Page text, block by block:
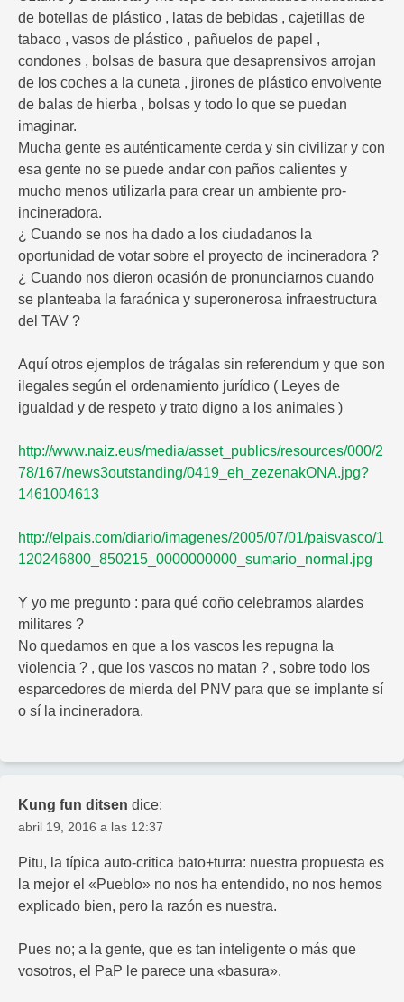
de botellas de plástico , latas de bebidas , cajetillas de
tabaco , vasos de plástico , pañuelos de papel ,
condones , bolsas de basura que desaprensivos arrojan
de los coches a la cuneta , jirones de plástico envolvente
de balas de hierba , bolsas y todo lo que se puedan
imaginar.
Mucha gente es auténticamente cerda y sin civilizar y con
esa gente no se puede andar con paños calientes y
mucho menos utilizarla para crear un ambiente pro-
incineradora.
¿ Cuando se nos ha dado a los ciudadanos la
oportunidad de votar sobre el proyecto de incineradora ?
¿ Cuando nos dieron ocasión de pronunciarnos cuando
se planteaba la faraónica y superonerosa infraestructura
del TAV ?
Aquí otros ejemplos de trágalas sin referendum y que son
ilegales según el ordenamiento jurídico ( Leyes de
igualdad y de respeto y trato digno a los animales )
http://www.naiz.eus/media/asset_publics/resources/000/2
78/167/news3outstanding/0419_eh_zezenakONA.jpg?
1461004613
http://elpais.com/diario/imagenes/2005/07/01/paisvasco/1
120246800_850215_0000000000_sumario_normal.jpg
Y yo me pregunto : para qué coño celebramos alardes
militares ?
No quedamos en que a los vascos les repugna la
violencia ? , que los vascos no matan ? , sobre todo los
esparcedores de mierda del PNV para que se implante sí
o sí la incineradora.
Kung fun ditsen dice:
abril 19, 2016 a las 12:37
Pitu, la típica auto-critica bato+turra: nuestra propuesta es
la mejor el «Pueblo» no nos ha entendido, no nos hemos
explicado bien, pero la razón es nuestra.
Pues no; a la gente, que es tan inteligente o más que
vosotros, el PaP le parece una «basura».